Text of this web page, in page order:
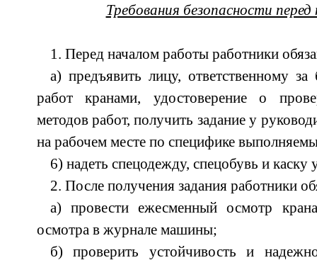
Требования безопасности
1. Перед началом работы работники
а) предъявить лицу, ответственному за
работ кранами, удостоверение о
методов работ, получить задание у
на рабочем месте по специфике
6) надеть спецодежду, спецобувь и каску
2. После получения задания работники
а) провести ежесменный осмотр
осмотра в журнале машины;
б) проверить устойчивость и